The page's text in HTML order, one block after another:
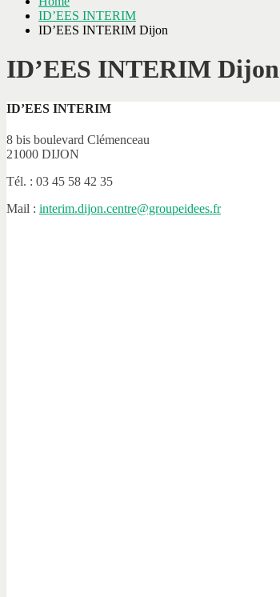
ID’EES INTERIM
ID’EES INTERIM Dijon
ID’EES INTERIM Dijon
ID’EES INTERIM
8 bis boulevard Clémenceau
21000 DIJON
Tél. : 03 45 58 42 35
Mail : interim.dijon.centre@groupeidees.fr